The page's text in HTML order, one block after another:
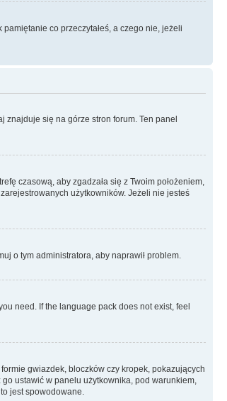
co przeczytałeś, a czego nie, jeżeli
się na górze stron forum. Ten panel
czasową, aby zgadzała się z Twoim położeniem,
użytkowników. Jeżeli nie jesteś
o tym administratora, aby naprawił problem.
need. If the language pack does not exist, feel
gwiazdek, bloczków czy kropek, pokazujących
ustawić w panelu użytkownika, pod warunkiem,
jest spowodowane.